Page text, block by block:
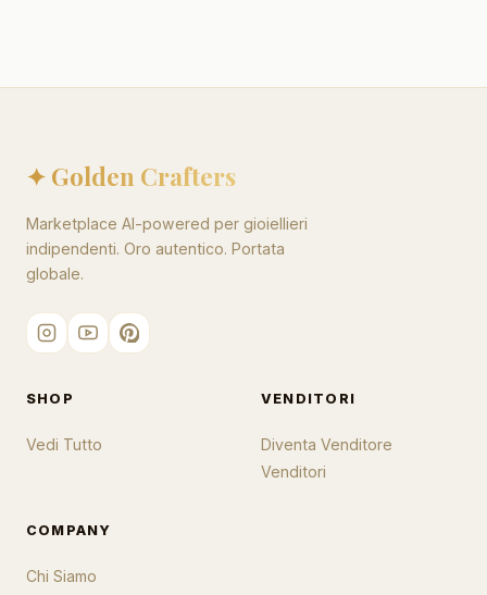
✦ Golden Crafters
Marketplace AI-powered per gioiellieri
indipendenti. Oro autentico. Portata
globale.
SHOP
Vedi Tutto
VENDITORI
Diventa Venditore
Venditori
COMPANY
Chi Siamo